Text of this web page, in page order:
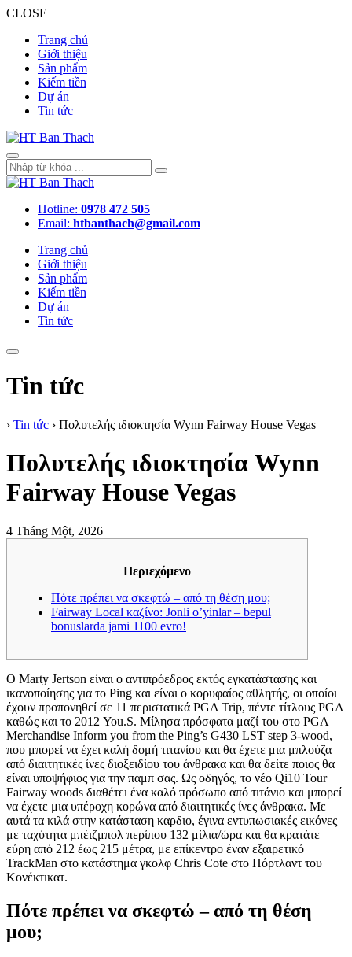
CLOSE
Trang chủ
Giới thiệu
Sản phẩm
Kiếm tiền
Dự án
Tin tức
Hotline: 0978 472 505
Email: htbanthach@gmail.com
Trang chủ
Giới thiệu
Sản phẩm
Kiếm tiền
Dự án
Tin tức
Tin tức
› Tin tức › Πολυτελής ιδιοκτησία Wynn Fairway House Vegas
Πολυτελής ιδιοκτησία Wynn
Fairway House Vegas
4 Tháng Một, 2026
Περιεχόμενο
Πότε πρέπει να σκεφτώ – από τη θέση μου;
Fairway Local καζίνο: Jonli o’yinlar – bepul
bonuslarda jami 1100 evro!
Ο Marty Jertson είναι ο αντιπρόεδρος εκτός εγκατάστασης και
ικανοποίησης για το Ping και είναι ο κορυφαίος αθλητής, οι οποίοι
έχουν προπονηθεί σε 11 περιστατικά PGA Trip, πέντε τίτλους PGA
καθώς και το 2012 You.S. Μίλησα πρόσφατα μαζί του στο PGA
Merchandise Inform you from the Ping’s G430 LST step 3-wood,
που μπορεί να έχει καλή δομή τιτανίου και θα έχετε μια μπλούζα
από διαιτητικές ίνες διοξειδίου του άνθρακα και θα δείτε ποιος θα
είναι υποψήφιος για την παμπ σας. Ως οδηγός, το νέο Qi10 Tour
Fairway woods διαθέτει ένα καλό πρόσωπο από τιτάνιο και μπορεί
να έχετε μια υπέροχη κορώνα από διαιτητικές ίνες άνθρακα. Με
αυτά τα κιλά στην κατάσταση καρδιο, έγινα εντυπωσιακές εικόνες
με ταχύτητα μπέιζμπολ περίπου 132 μίλια/ώρα και θα κρατάτε
εύρη από 212 έως 215 μέτρα, με επίκεντρο έναν εξαιρετικό
TrackMan στο κατάστημα γκολφ Chris Cote στο Πόρτλαντ του
Κονέκτικατ.
Πότε πρέπει να σκεφτώ – από τη θέση
μου;